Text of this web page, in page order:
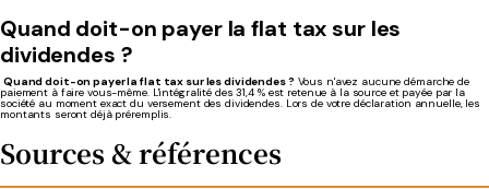
Quand doit-on payer la flat tax sur les
dividendes ?
Quand doit-on payer la flat tax sur les dividendes ? Vous n'avez aucune démarche de
paiement à faire vous-même. L'intégralité des 31,4 % est retenue à la source et payée par la
société au moment exact du versement des dividendes. Lors de votre déclaration annuelle, les
montants seront déjà préremplis.
Sources & références